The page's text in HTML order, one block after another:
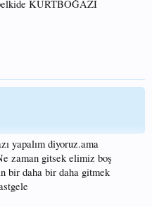
KURTBOĞAZI
yapalım diyoruz.ama
zaman gitsek elimiz boş
bir daha bir daha gitmek